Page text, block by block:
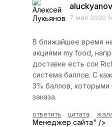
aluckyanov
7 мая 2020
В ближайшее время
акциями my food,
доставке есть сок
система баллов. С
3% баллов,
заказа.
ответить цитата
Менеджер сайта" />